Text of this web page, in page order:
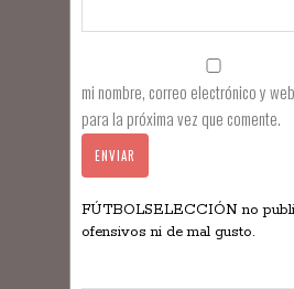
mi nombre, correo electrónico y
para la próxima vez que comente.
FÚTBOLSELECCIÓN no
ofensivos ni de mal gusto.